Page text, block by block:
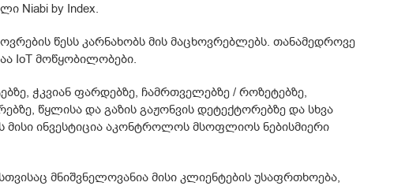
Niabi by Index.
წესს კარნახობს მის მაცხოვრებლებს. თანამედროვე
IoT მოწყობილობები.
ჭკვიან ფარდებზე, ჩამრთველებზე / როზეტებზე,
წყლისა და გაზის გაჟონვის დეტექტორებზე და სხვა
ინვესტიცია აკონტროლოს მსოფლიოს ნებისმიერი
მნიშვნელოვანია მისი კლიენტების უსაფრთხოება,